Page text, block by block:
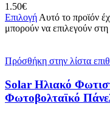
1.50€
Επιλογή Αυτό το προϊόν
μπορούν να επιλεγούν
Πρόσθήκη στην λίστα
Solar Ηλιακό
Φωτοβολταϊκό